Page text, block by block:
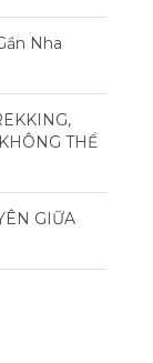
Nha
THỂ
GIỮA